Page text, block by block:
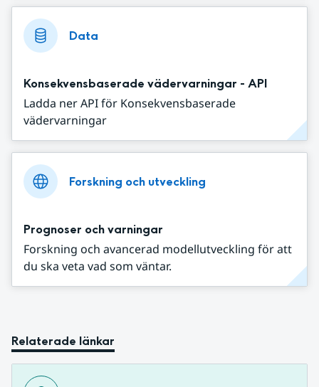
Data
Konsekvensbaserade vädervarningar - API
Ladda ner API för Konsekvensbaserade
vädervarningar
Forskning och utveckling
Prognoser och varningar
Forskning och avancerad modellutveckling för att
du ska veta vad som väntar.
Relaterade länkar